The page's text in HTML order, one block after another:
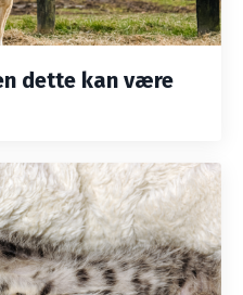
dette kan være